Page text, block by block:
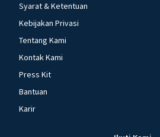
Syarat & Ketentuan
Kebijakan Privasi
Tentang Kami
Kontak Kami
Press Kit
Bantuan
Karir